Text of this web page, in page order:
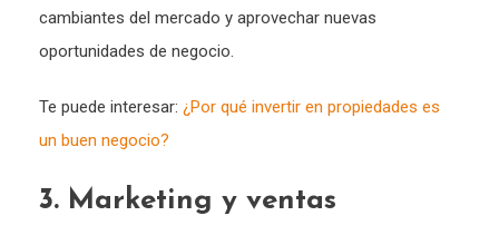
cambiantes del mercado y aprovechar nuevas
oportunidades de negocio.
Te puede interesar: ¿Por qué invertir en propiedades es
un buen negocio?
3. Marketing y ventas